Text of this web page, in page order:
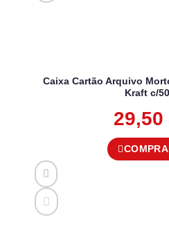
Caixa Cartão Arquivo
Kraft c/50
29,50